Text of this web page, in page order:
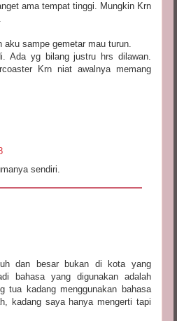
ama tempat tinggi. Mungkin Krn
aku sampe gemetar mau turun.
Ada yg bilang justru hrs dilawan.
Krn niat awalnya memang
sendiri.
dan besar bukan di kota yang
bahasa yang digunakan adalah
tua kadang menggunakan bahasa
kadang saya hanya mengerti tapi